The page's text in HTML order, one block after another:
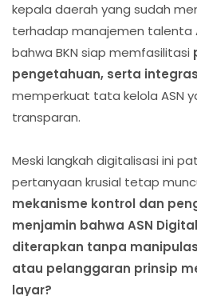
kepala daerah yang sudah
terhadap manajemen talenta
bahwa BKN siap memfasilitasi
pengetahuan, serta
memperkuat tata kelola ASN
transparan.
Meski langkah digitalisasi ini
pertanyaan krusial tetap
mekanisme kontrol dan
menjamin bahwa ASN
diterapkan tanpa
atau pelanggaran prinsip
layar?